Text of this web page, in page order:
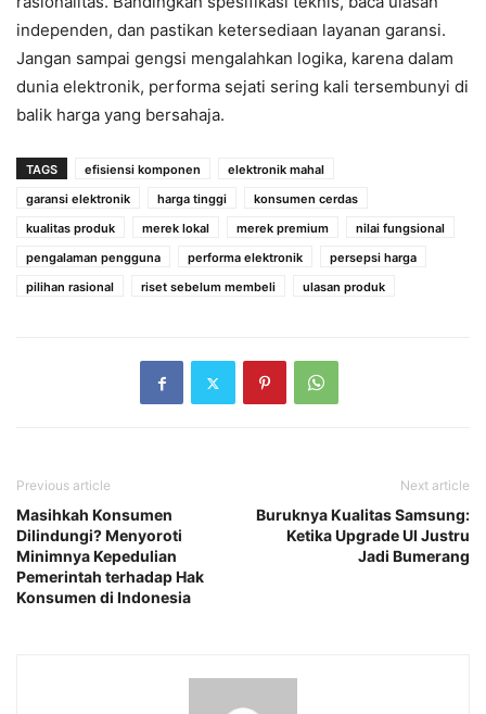
independen, dan pastikan ketersediaan layanan garansi.
Jangan sampai gengsi mengalahkan logika, karena dalam
dunia elektronik, performa sejati sering kali tersembunyi di
balik harga yang bersahaja.
TAGS efisiensi komponen
elektronik mahal
garansi elektronik
harga tinggi
konsumen cerdas
kualitas produk
merek lokal merek premium
nilai fungsional
pengalaman pengguna
performa elektronik
persepsi harga
pilihan rasional
riset sebelum membeli ulasan produk
Previous article
Masihkah Konsumen
Dilindungi? Menyoroti
Minimnya Kepedulian
Pemerintah terhadap Hak
Konsumen di Indonesia
Next article
Buruknya Kualitas Samsung:
Ketika Upgrade UI Justru
Jadi Bumerang